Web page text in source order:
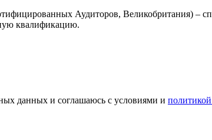
Аудиторов, Великобритания) –
квалификацию.
данных и соглашаюсь с условиями и